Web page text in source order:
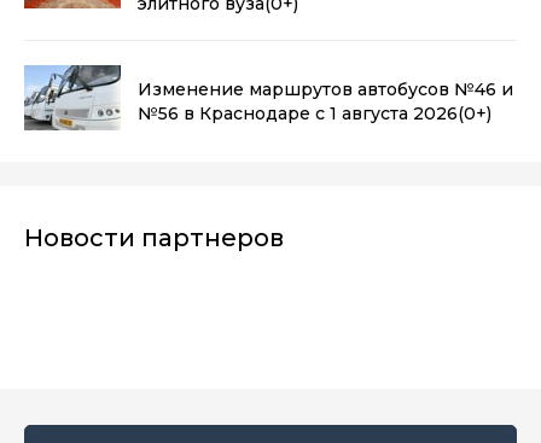
Изменение маршрутов автобусов №46 и
№56 в Краснодаре с 1 августа 2026(0+)
Новости партнеров